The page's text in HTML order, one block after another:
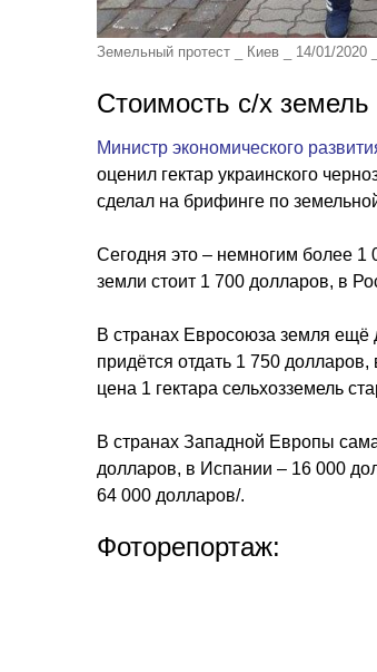
Земельный протест _ Киев _ 14/01/2020
Стоимость с/х
Министр экономического
оценил гектар украинского
сделал на брифинге по
Сегодня это – немногим более
земли стоит 1 700 долларов, в
В странах Евросоюза земля
придётся отдать 1 750
цена 1 гектара сельхозземель
В странах Западной Европы
долларов, в Испании – 16 000
64 000 долларов/.
Фоторепортаж: